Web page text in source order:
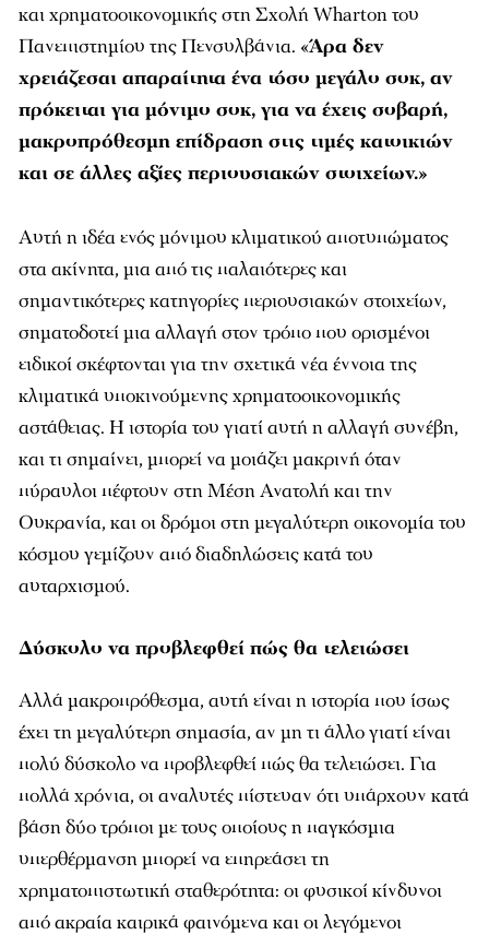
και χρηματοοικονομικής στη Σχολή Wharton του
Πανεπιστημίου της Πενσυλβάνια. «Άρα δεν
χρειάζεσαι απαραίτητα ένα τόσο μεγάλο σοκ, αν
πρόκειται για μόνιμο σοκ, για να έχεις σοβαρή,
μακροπρόθεσμη επίδραση στις τιμές κατοικιών
και σε άλλες αξίες περιουσιακών στοιχείων.»
Αυτή η ιδέα ενός μόνιμου κλιματικού αποτυπώματος
στα ακίνητα, μια από τις παλαιότερες και
σημαντικότερες κατηγορίες περιουσιακών στοιχείων,
σηματοδοτεί μια αλλαγή στον τρόπο που ορισμένοι
ειδικοί σκέφτονται για την σχετικά νέα έννοια της
κλιματικά υποκινούμενης χρηματοοικονομικής
αστάθειας. Η ιστορία του γιατί αυτή η αλλαγή συνέβη,
και τι σημαίνει, μπορεί να μοιάζει μακρινή όταν
πύραυλοι πέφτουν στη Μέση Ανατολή και την
Ουκρανία, και οι δρόμοι στη μεγαλύτερη οικονομία του
κόσμου γεμίζουν από διαδηλώσεις κατά του
αυταρχισμού.
Δύσκολο να προβλεφθεί πώς θα τελειώσει
Αλλά μακροπρόθεσμα, αυτή είναι η ιστορία που ίσως
έχει τη μεγαλύτερη σημασία, αν μη τι άλλο γιατί είναι
πολύ δύσκολο να προβλεφθεί πώς θα τελειώσει. Για
πολλά χρόνια, οι αναλυτές πίστευαν ότι υπάρχουν κατά
βάση δύο τρόποι με τους οποίους η παγκόσμια
υπερθέρμανση μπορεί να επηρεάσει τη
χρηματοπιστωτική σταθερότητα: οι φυσικοί κίνδυνοι
από ακραία καιρικά φαινόμενα και οι λεγόμενοι